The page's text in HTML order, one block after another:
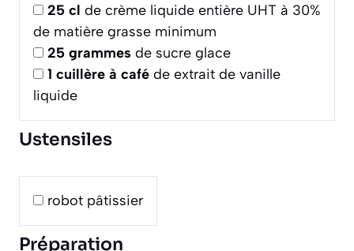
25 cl de crème liquide entière UHT à 30%
de matière grasse minimum
25 grammes de sucre glace
1 cuillère à café de extrait de vanille
liquide
Ustensiles
robot pâtissier
Préparation